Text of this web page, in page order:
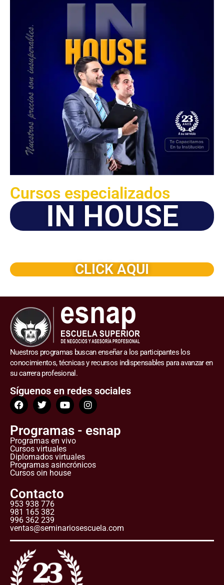
Cursos especializados
IN HOUSE
CLICK AQUI
Nuestros programas buscan enseñar a los participantes los
conocimientos, técnicas y recursos indispensables para avanzar en
su carrera profesional.
Síguenos en redes sociales
Programas - esnap
Programas en vivo
Cursos virtuales
Diplomados virtuales
Programas asincrónicos
Cursos oin house
Contacto
953 938 776
981 165 382
996 362 239
ventas@seminariosescuela.com